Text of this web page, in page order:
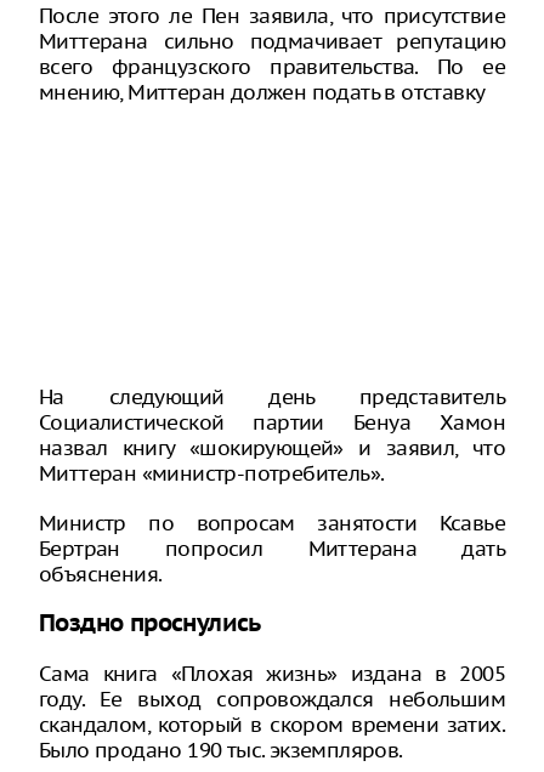
После этого ле Пен заявила, что присутствие
Миттерана сильно подмачивает репутацию
всего французского правительства. По ее
мнению, Миттеран должен подать в отставку
На следующий день представитель
Социалистической партии Бенуа Хамон
назвал книгу «шокирующей» и заявил, что
Миттеран «министр-потребитель».
Министр по вопросам занятости Ксавье
Бертран попросил Миттерана дать
объяснения.
Поздно проснулись
Сама книга «Плохая жизнь» издана в 2005
году. Ее выход сопровождался небольшим
скандалом, который в скором времени затих.
Было продано 190 тыс. экземпляров.